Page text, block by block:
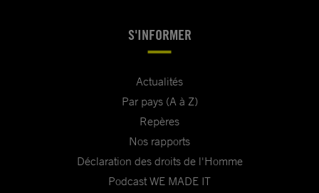
S'INFORMER
Actualités
Par pays (A à Z)
Repères
Nos rapports
Déclaration des droits de l'Homme
Podcast WE MADE IT